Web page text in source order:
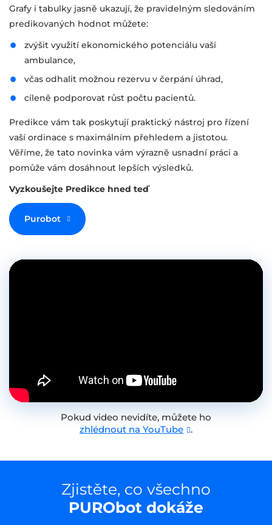
Grafy i tabulky jasně ukazují, že pravidelným sledováním
predikovaných hodnot můžete:
zvýšit využití ekonomického potenciálu vaší
ambulance,
včas odhalit možnou rezervu v čerpání úhrad,
cíleně podporovat růst počtu pacientů.
Predikce vám tak poskytují praktický nástroj pro řízení
vaší ordinace s maximálním přehledem a jistotou.
Věříme, že tato novinka vám výrazně usnadní práci a
pomůže vám dosáhnout lepších výsledků.
Vyzkoušejte Predikce hned teď
Purobot
Pokud video nevidíte, můžete ho
zhlédnout na YouTube
.
Zjistěte, co všechno
PURObot dokáže